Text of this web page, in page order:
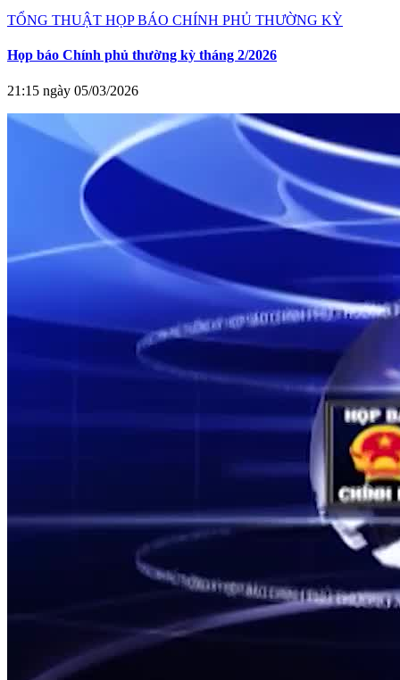
TỔNG THUẬT HỌP BÁO CHÍNH PHỦ THƯỜNG KỲ
Họp báo Chính phủ thường kỳ tháng 2/2026
21:15 ngày 05/03/2026